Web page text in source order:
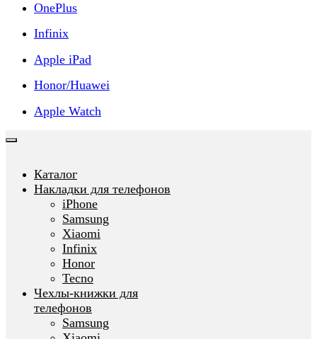
OnePlus
Infinix
Apple iPad
Honor/Huawei
Apple Watch
Каталог
Накладки для телефонов
iPhone
Samsung
Xiaomi
Infinix
Honor
Tecno
Чехлы-книжки для
телефонов
Samsung